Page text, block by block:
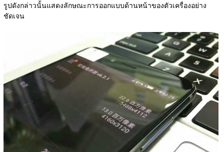
รูปดังกล่าวนั้นแสดงลักษณะการออกแบบด้านหน้าของตัวเครื่องอย่าง
ชัดเจน